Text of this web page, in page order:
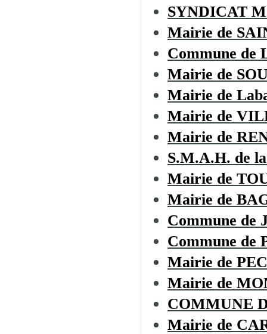
SYNDICAT
Mairie de
Commune de
Mairie de
Mairie de
Mairie de
Mairie de
S.M.A.H. de
Mairie de
Mairie de
Commune de
Commune de
Mairie de
Mairie de
COMMUNE
Mairie de